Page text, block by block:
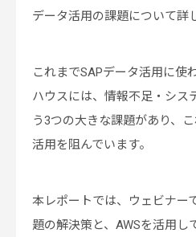
データ活用の課題について詳
これまでSAPデータ活用に使
ハウスには、情報不足・シス
う3つの大きな課題があり、
活用を阻んでいます。
本レポートでは、ウェビナー
題の解決策と、AWSを活用し